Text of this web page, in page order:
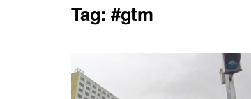
Tag:#gtm